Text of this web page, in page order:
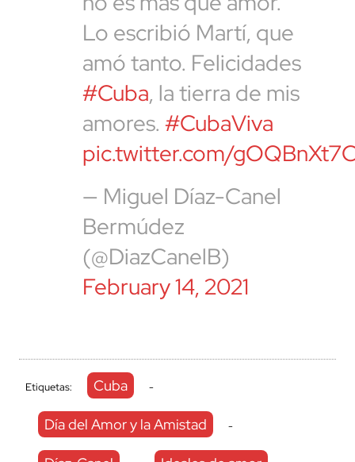
Lo escribió Martí, que
amó tanto. Felicidades
#Cuba, la tierra de mis
amores. #CubaViva
pic.twitter.com/
— Miguel Díaz-Canel
Bermúdez
(@DiazCanelB)
February 14, 2021
Etiquetas: Cuba -
Día del Amor y la Amistad -